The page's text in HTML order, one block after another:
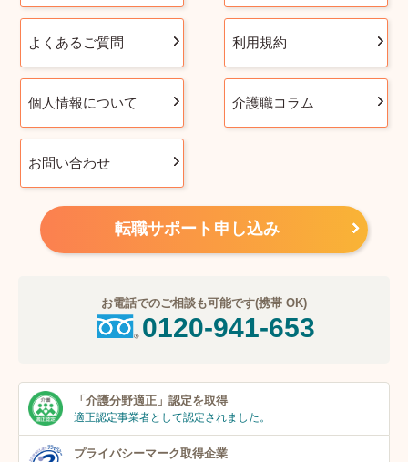
よくあるご質問 利用規約
個人情報について 介護職コラム
お問い合わせ
転職サポート申し込み
お電話でのご相談も可能です(携帯 OK)
0120-941-653
「介護分野適正」 認定を取得
適正認定事業者として認定されました。
プライバシーマーク取得企業